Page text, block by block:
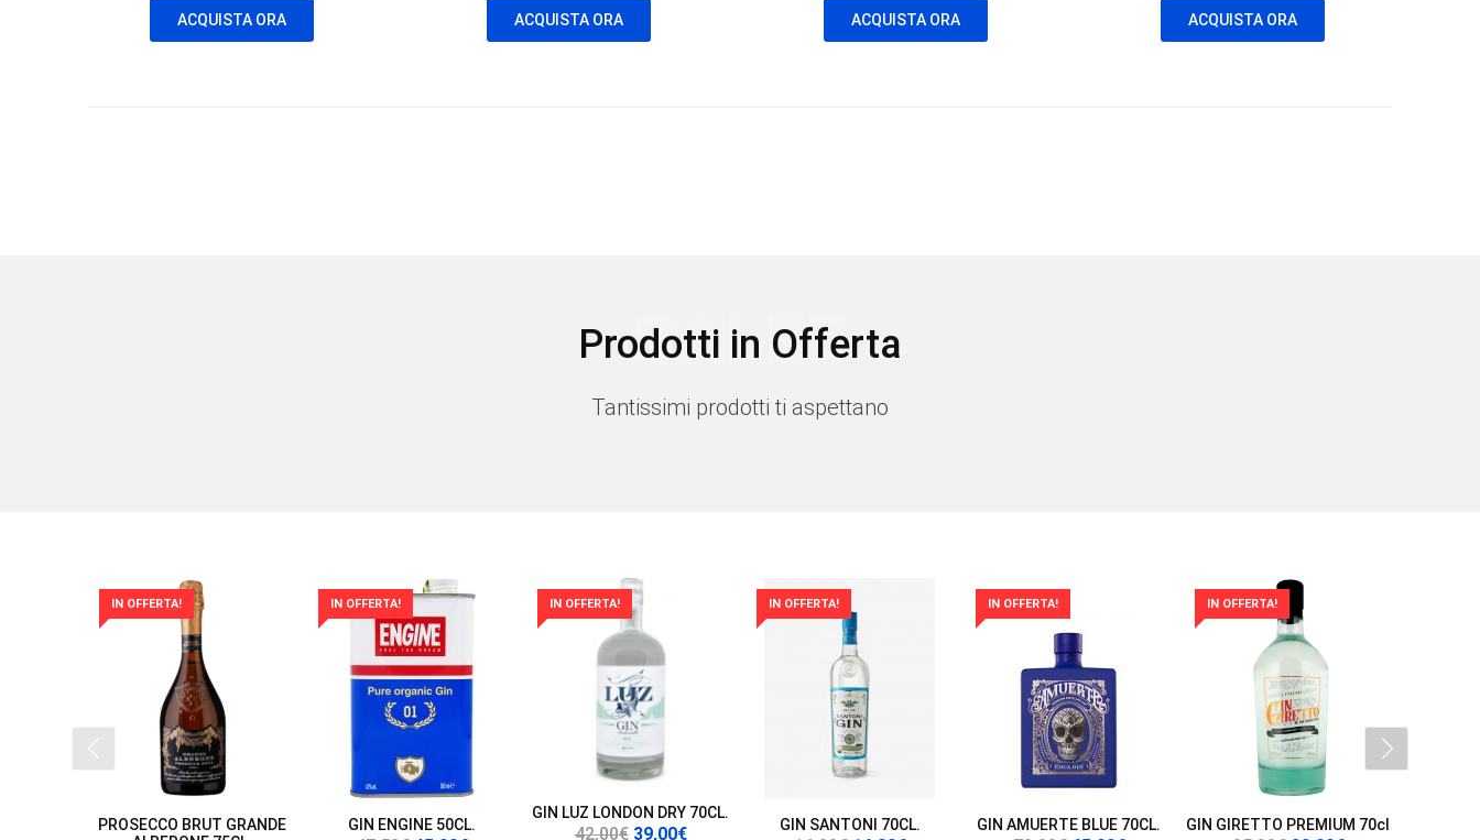
ACQUISTA ORA ACQUISTA ORA
originale
era:
è:
ACQUISTA ORA ACQUISTA ORA
Prodotti in Offerta
SALES
Tantissimi prodotti ti aspettano
IN OFFERTA!
PROSECCO BRUT GRANDE
IN OFFERTA!
GIN ENGINE 50CL.
IN OFFERTA!
GIN LUZ LONDON DRY 70CL.
42,00€ Il
39,00€Il
IN OFFERTA!
GIN SANTONI 70CL.
IN OFFERTA!
GIN AMUERTE BLUE 70CL.
IN OFFERTA!
GIN GIRETTO PREMIUM 70cl